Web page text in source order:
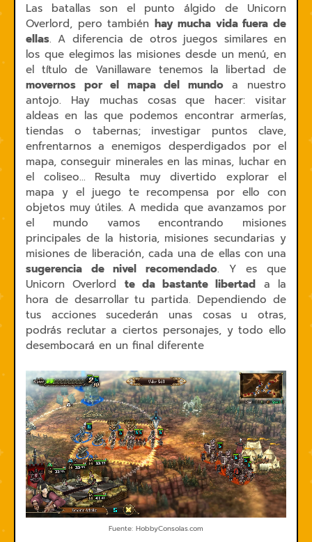
Las batallas son el punto álgido de Unicorn
Overlord, pero tambiénhay mucha vida fuera de
ellas. A diferencia de otros juegos similares en
los que elegimos las misiones desde un menú, en
el título de Vanillaware tenemos la libertad de
movernos por el mapa del mundoa nuestro
antojo. Hay muchas cosas que hacer: visitar
aldeas en las que podemos encontrar armerías,
tiendas o tabernas; investigar puntos clave,
enfrentarnos a enemigos desperdigados por el
mapa, conseguir minerales en las minas, luchar en
el coliseo... Resulta muy divertido explorar el
mapa y el juego te recompensa por ello con
objetos muy útiles. A medida que avanzamos por
el mundo vamos encontrando misiones
principales de la historia, misiones secundarias y
misiones de liberación, cada una de ellas con una
sugerencia de nivel recomendado. Y es que
Unicorn Overlord te da bastante libertad a la
hora de desarrollar tu partida. Dependiendo de
tus acciones sucederán unas cosas u otras,
podrás reclutar a ciertos personajes, y todo ello
desembocará en un final diferente
Fuente: HobbyConsolas.com